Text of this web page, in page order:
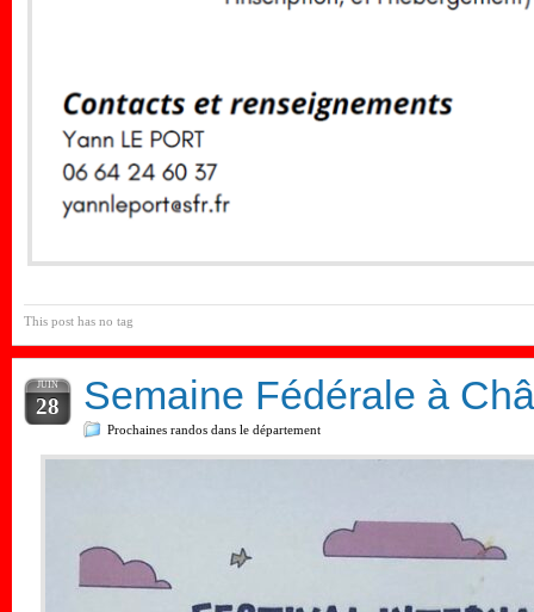
This post has no tag
JUIN
28 Semaine Fédérale à
Prochaines randos dans le département